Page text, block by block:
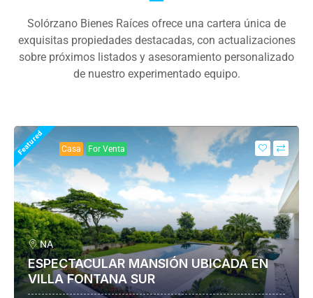
Solórzano Bienes Raíces ofrece una cartera única de
exquisitas propiedades destacadas, con actualizaciones
sobre próximos listados y asesoramiento personalizado
de nuestro experimentado equipo.
Featured Casa For Venta
NA
ESPECTACULAR MANSIÓN UBICADA EN
VILLA FONTANA SUR